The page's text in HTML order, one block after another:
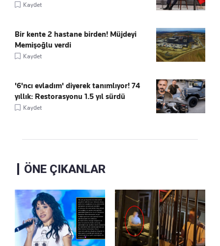
Kaydet
Bir kente 2 hastane birden! Müjdeyi
Memişoğlu verdi
Kaydet
'6'ncı evladım' diyerek tanımlıyor! 74
yıllık: Restorasyonu 1.5 yıl sürdü
Kaydet
ÖNE ÇIKANLAR